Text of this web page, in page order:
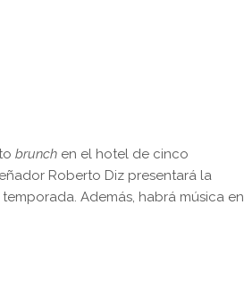
brunch en el hotel de cinco
Roberto Diz presentará la
Además, habrá música en